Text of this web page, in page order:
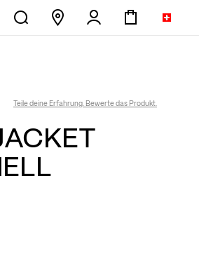
Teile deine Erfahrung. Bewerte das Produkt.